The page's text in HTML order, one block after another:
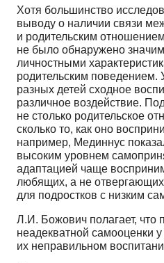
Хотя большинство
выводу о наличии связи
и родительским
не было обнаружено
личностными
родительским поведением.
разных детей сходное
различное воздействие.
не столько родительское
сколько то, как оно
например, Мединнус
высоким уровнем
адаптацией чаще
любящих, а не
для подростков с низким
Л.И. Божович полагает,
неадекватной самооценки у
их неправильном